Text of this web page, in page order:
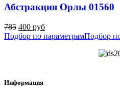
Абстракция Орлы 01560
785 400 руб
Подбор по параметрамПодбор
Информация